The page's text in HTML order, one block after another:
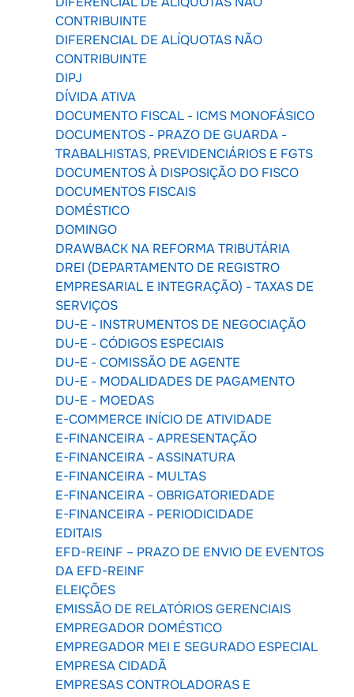
CONTRIBUINTE
DIFERENCIAL DE ALÍQUOTAS NÃO
CONTRIBUINTE
DIPJ
DÍVIDA ATIVA
DOCUMENTO FISCAL - ICMS MONOFÁSICO
DOCUMENTOS - PRAZO DE GUARDA -
TRABALHISTAS, PREVIDENCIÁRIOS E FGTS
DOCUMENTOS À DISPOSIÇÃO DO FISCO
DOCUMENTOS FISCAIS
DOMÉSTICO
DOMINGO
DRAWBACK NA REFORMA TRIBUTÁRIA
DREI (DEPARTAMENTO DE REGISTRO
EMPRESARIAL E INTEGRAÇÃO) - TAXAS DE
SERVIÇOS
DU-E - INSTRUMENTOS DE NEGOCIAÇÃO
DU-E - CÓDIGOS ESPECIAIS
DU-E - COMISSÃO DE AGENTE
DU-E - MODALIDADES DE PAGAMENTO
DU-E - MOEDAS
E-COMMERCE INÍCIO DE ATIVIDADE
E-FINANCEIRA - APRESENTAÇÃO
E-FINANCEIRA - ASSINATURA
E-FINANCEIRA - MULTAS
E-FINANCEIRA - OBRIGATORIEDADE
E-FINANCEIRA - PERIODICIDADE
EDITAIS
EFD-REINF – PRAZO DE ENVIO DE EVENTOS
DA EFD-REINF
ELEIÇÕES
EMISSÃO DE RELATÓRIOS GERENCIAIS
EMPREGADOR DOMÉSTICO
EMPREGADOR MEI E SEGURADO ESPECIAL
EMPRESA CIDADÃ
EMPRESAS CONTROLADORAS E